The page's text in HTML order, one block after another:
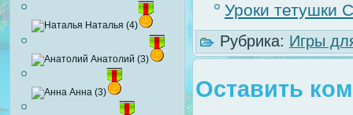
Наталья (4)
Анатолий (3)
Анна (3)
Уроки тетушки
Рубрика: Игры
Оставить